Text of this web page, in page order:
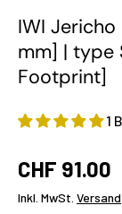
IWI Jericho
mm] | type
Footprint]
1
CHF 91.00
Inkl. MwSt. Versand